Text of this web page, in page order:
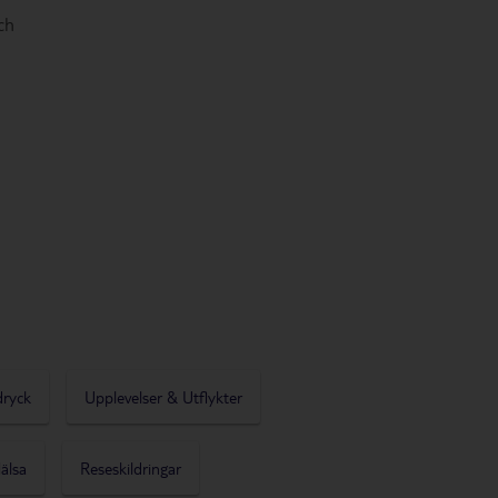
Upplevelser & Utflykter
Reseskildringar